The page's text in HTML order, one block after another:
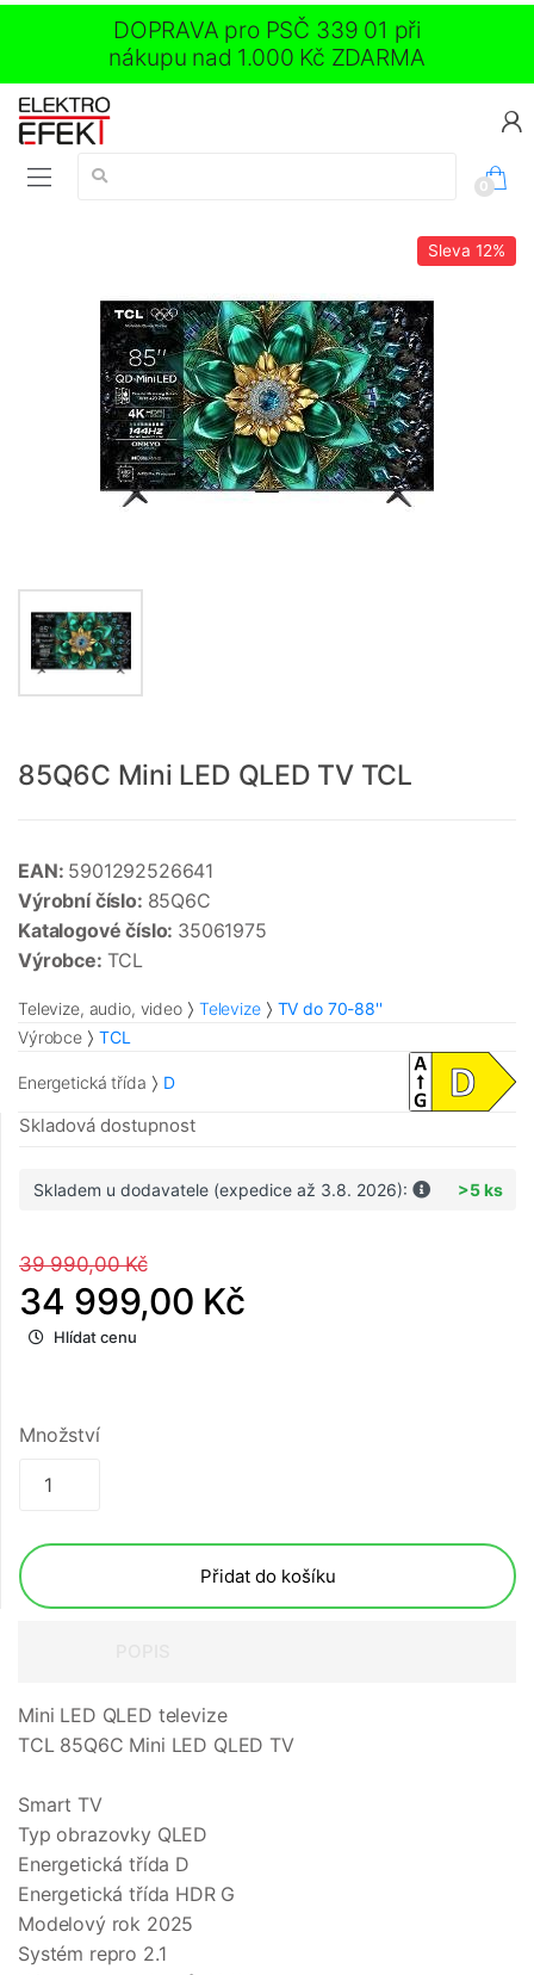
DOPRAVA pro PSČ 339 01 při
nákupu nad 1.000 Kč ZDARMA
Vyhledávání:
0
Sleva 12%
85Q6C Mini LED QLED TV TCL
EAN: 5901292526641
Výrobní číslo: 85Q6C
Katalogové číslo: 35061975
Výrobce: TCL
Televize, audio, video Televize
TV do 70-88''
Výrobce
TCL
Energetická třída D
Skladová dostupnost
Skladem u dodavatele (expedice až 3.8. 2026): >5 ks
39 990,00 Kč
34 999,00 Kč
Hlídat cenu
Množství
Přidat do košíku
Mini LED QLED televize
TCL 85Q6C Mini LED QLED TV
Smart TV
Typ obrazovky QLED
Energetická třída D
Energetická třída HDR G
Modelový rok 2025
Systém repro 2.1